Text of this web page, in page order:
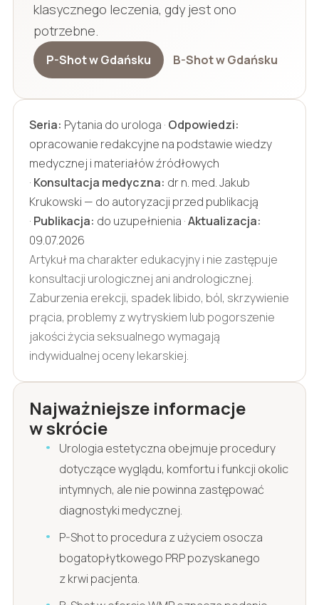
klasycznego leczenia, gdy jest ono
potrzebne.
P-Shot w Gdańsku B-Shot w Gdańsku
Seria: Pytania do urologa · Odpowiedzi:
opracowanie redakcyjne na podstawie wiedzy
medycznej i materiałów źródłowych
· Konsultacja medyczna: dr n. med. Jakub
Krukowski — do autoryzacji przed publikacją
· Publikacja: do uzupełnienia ·Aktualizacja:
09.07.2026
Artykuł ma charakter edukacyjny i nie zastępuje
konsultacji urologicznej ani andrologicznej.
Zaburzenia erekcji, spadek libido, ból, skrzywienie
prącia, problemy z wytryskiem lub pogorszenie
jakości życia seksualnego wymagają
indywidualnej oceny lekarskiej.
Najważniejsze informacje
w skrócie
Urologia estetyczna obejmuje procedury
dotyczące wyglądu, komfortu i funkcji okolic
intymnych, ale nie powinna zastępować
diagnostyki medycznej.
P-Shot to procedura z użyciem osocza
bogatopłytkowego PRP pozyskanego
z krwi pacjenta.